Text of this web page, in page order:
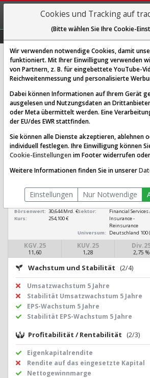
Hannover Rück Aktie:
Kurs & Analyse (840221
SCORING SYSTEMS:
Qualitäts-Check Dividenden-Check
Robustheits-Check
Qualitäts-Check:Ist die Aktie zum Investieren
Hannover Rück [HNR1 840221
DE0008402215]
Börsenwert: 30,644 Mrd. €
Kurs:
254,100 €
Sektor:
Financial Services
Insurance -
Reinsurance
Universum:
Deutschland 100
KGV.25
11,60
KUV.25
1,28 2,75 %
Wachstum und Stabilität (2/4)
Umsatzwachstum 5 Jahre
Stabilität Umsatzwachstum 5 Jahre
EPS-Wachstum 5 Jahre
Stabilität EPS-Wachstum 5 Jahre
Profitabilität / Rentabilität (2/3)
Eigenkapitalrendite
Rendite auf das eingesetzte Kapital
Nettogewinnmarge
Cookies und Tracking auf
(Bitte wählen Sie Ihre Cookie-
Wir verwenden notwendige Cookies, damit
funktioniert. Mit Ihrer Einwilligung verwenden
von Partnern, z. B. für eingebettete YouTube-
Reichweitenmessung und personalisierte
Dabei können Informationen auf Ihrem Gerät
ausgelesen und Nutzungsdaten an
oder Meta übermittelt werden. Eine
der EU/des EWR stattfinden.
Sie können alle Dienste akzeptieren, ablehnen
individuell festlegen. Ihre Einwilligung können
Cookie-Einstellungen im Footer widerrufen
Weitere Informationen finden Sie in unserer
Einstellungen Nur Notwendige